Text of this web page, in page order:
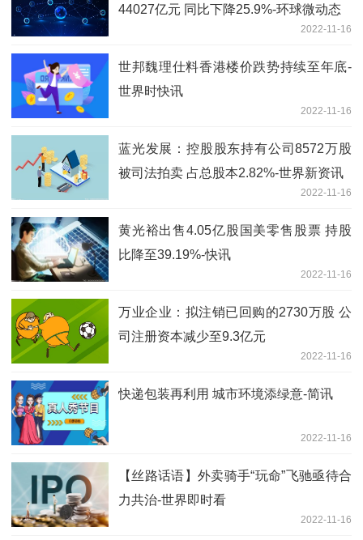
44027亿元 同比下降25.9%-环球微动态
2022-11-16
世邦魏理仕料香港楼价跌势持续至年底-
世界时快讯
2022-11-16
蓝光发展：控股股东持有公司8572万股
被司法拍卖 占总股本2.82%-世界新资讯
2022-11-16
黄光裕出售4.05亿股国美零售股票 持股
比降至39.19%-快讯
2022-11-16
万业企业：拟注销已回购的2730万股 公
司注册资本减少至9.3亿元
2022-11-16
快递包装再利用 城市环境添绿意-简讯
2022-11-16
【丝路话语】外卖骑手“玩命”飞驰亟待合
力共治-世界即时看
2022-11-16